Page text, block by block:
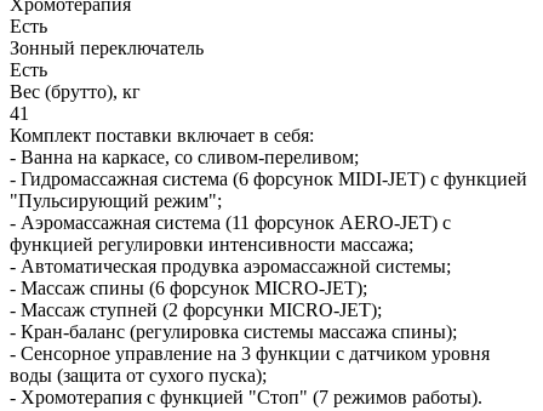
Есть
Зонный переключатель
Есть
Вес (брутто), кг
41
Комплект поставки включает в себя:
- Ванна на каркасе, со сливом-переливом;
- Гидромассажная система (6 форсунок MIDI-JET) с функцией
"Пульсирующий режим";
- Аэромассажная система (11 форсунок AERO-JET) с
функцией регулировки интенсивности массажа;
- Автоматическая продувка аэромассажной системы;
- Массаж спины (6 форсунок MICRO-JET);
- Массаж ступней (2 форсунки MICRO-JET);
- Кран-баланс (регулировка системы массажа спины);
- Сенсорное управление на 3 функции с датчиком уровня
воды (защита от сухого пуска);
- Хромотерапия с функцией "Стоп" (7 режимов работы).